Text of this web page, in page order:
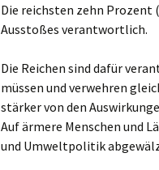
Die reichsten zehn Prozent
Ausstoßes verantwortlich.
Die Reichen sind dafür
müssen und verwehren
stärker von den
Auf ärmere Menschen und
und Umweltpolitik